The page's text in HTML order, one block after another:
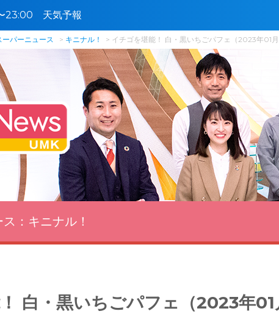
23:00 天気予報
ーパーニュース キニナル！ イチゴを堪能！ 白・黒いちごパフェ（2023年01
： キニナル！
白・黒いちごパフェ（2023年